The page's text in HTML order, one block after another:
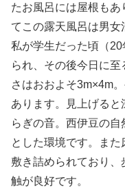
たお風呂には屋根も
てこの露天風呂は男
私が学生だった頃（
られ、その後今日に
さはおおよそ3m×4m
あります。見上げる
らぎの音。西伊豆の
とした環境です。ま
敷き詰められており
触が良好です。